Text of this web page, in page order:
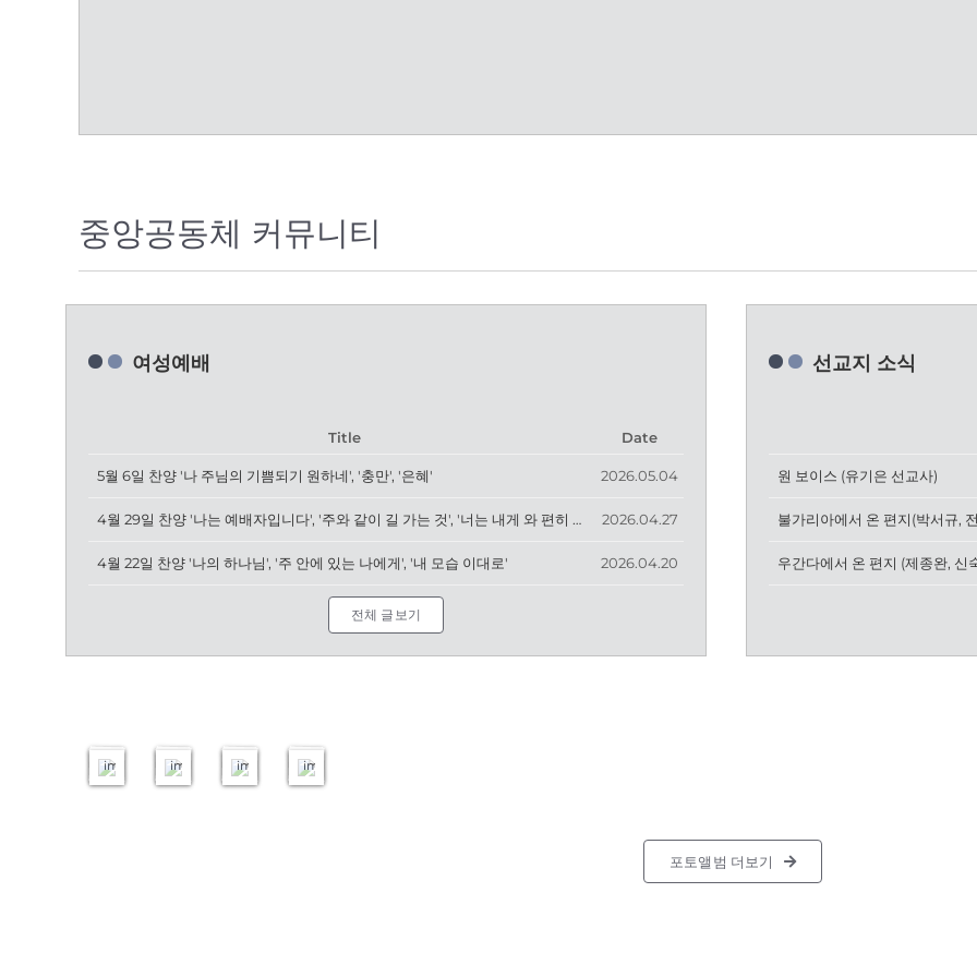
중앙공동체 커뮤니티
여성예배
Title Date
5월 6일 찬양 '나 주님의 기쁨되기 원하네', '충만', '은혜' 2026.05.04
4월 29일 찬양 '나는 예배자입니다', '주와 같이 길 가는 것', '너는 내게 와 편히 쉬어라 & 은혜 아니면' 2026.04.27
4월 22일 찬양 '나의 하나님', '주 안에 있는 나에게', '내 모습 이대로' 2026.04.20
전체 글보기
선교지 소식
원 보이스 (유기은 선교사)
불가리아에서 온 편지(박서규,
우간다에서 온 편지 (제종완, 신
[06.
47
images
[05.2026]
47
images
봄
132
images
[04.2026]
52
images
포토앨범 더보기